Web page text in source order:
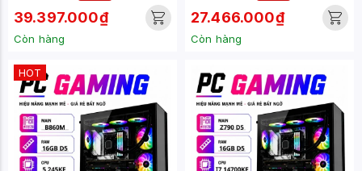
39.397.000₫
Còn hàng
27.466.000₫
Còn hàng
HOT